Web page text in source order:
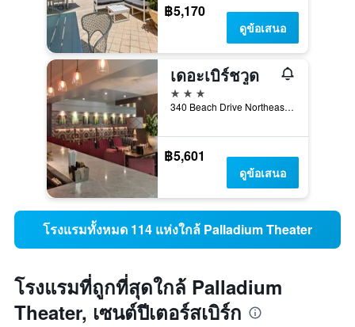
฿5,170
ดูข้อเสนอ
เดอะเบิร์ชวูด
3 ดาว
340 Beach Drive Northeast, เซนต์ปีเตอร์สเบิร์ก, FL, สหรัฐอเมริกา
฿5,601
ดูข้อเสนอ
โรงแรมทั้งหมด 114 แห่งใกล้ Palladium Theater
โรงแรมที่ถูกที่สุดใกล้ Palladium
Theater, เซนต์ปีเตอร์สเบิร์ก